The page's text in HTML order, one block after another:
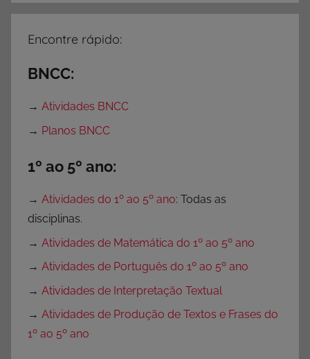
Encontre rápido:
BNCC:
→ Atividades BNCC
→ Planos BNCC
1º ao 5º ano:
→ Atividades do 1º ao 5º ano: Todas as
disciplinas.
→ Atividades de Matemática do 1º ao 5º ano
→ Atividades de Português do 1º ao 5º ano
→ Atividades de Interpretação Textual
→ Atividades de Produção de Textos e Frases do
1º ao 5º ano